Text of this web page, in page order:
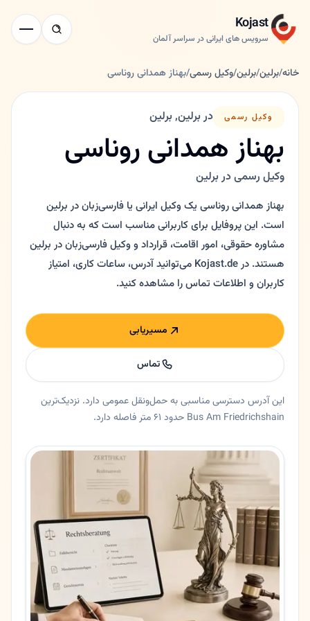
Kojast
سرویس های ایرانی در سراسر آلمان
خانه/برلین/برلین/وکیل رسمی/بهناز همدانی روناسی
وکیل رسمی در برلین, برلین
بهناز همدانی روناسی
وکیل رسمی در برلین
بهناز همدانی روناسی یک وکیل ایرانی یا فارسی‌زبان در برلین
است. این پروفایل برای کاربرانی مناسب است که به دنبال
مشاوره حقوقی، امور اقامت، قرارداد و وکیل فارسی‌زبان در برلین
هستند. در Kojast.de می‌توانید آدرس، ساعات کاری، امتیاز
کاربران و اطلاعات تماس را مشاهده کنید.
مسیریابی
تماس
این آدرس دسترسی مناسبی به حمل‌ونقل عمومی دارد. نزدیک‌ترین
Bus Am Friedrichshain حدود ۶۱ متر فاصله دارد.
وکیل رسمی بهناز همدانی روناسی در برلین، برلین. 🇮🇷 بهناز همدانی روناسی - وکیل ایرانی در برلین (متخصص امور مهاجرت و پناهندگی) 🟡 خلاصه کوتاهبهناز همدانی روناسی، وکیل پایه یک در برلین، بیش از ۱۵ سال تجربه حرفه‌ای در زمینه‌های حقوق مهاجرت،
برلین
برلین
آدرس
Greifswalder Straße 4
کد پستی
10405
تلفن
03043725026